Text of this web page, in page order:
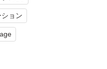
ざいます
ョン